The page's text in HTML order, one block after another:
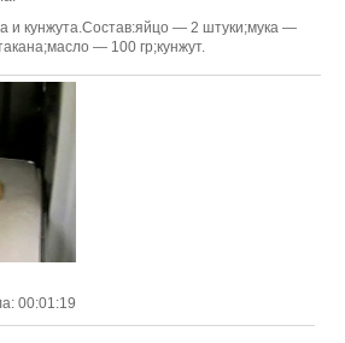
и кунжута.Состав:яйцо — 2 штуки;мука —
— 100 гр;кунжут.
: 00:01:19